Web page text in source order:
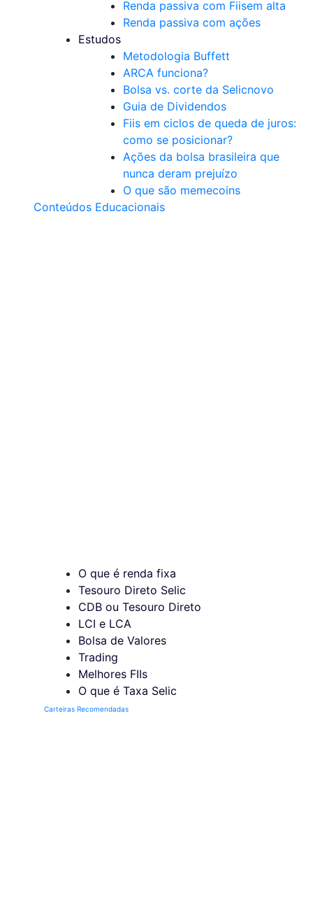
Renda passiva com Fiisem alta
Renda passiva com ações
Estudos
Metodologia Buffett
ARCA funciona?
Bolsa vs. corte da Selicnovo
Guia de Dividendos
Fiis em ciclos de queda de juros:
como se posicionar?
Ações da bolsa brasileira que
nunca deram prejuízo
O que são memecoins
Conteúdos Educacionais
O que é renda fixa
Tesouro Direto Selic
CDB ou Tesouro Direto
LCI e LCA
Bolsa de Valores
Trading
Melhores FIIs
O que é Taxa Selic
Carteiras Recomendadas